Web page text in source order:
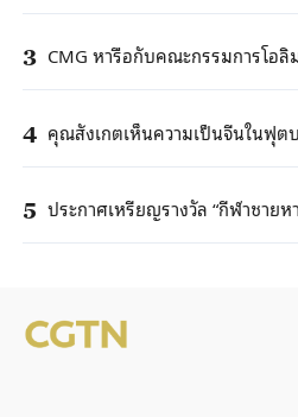
3 CMG หารือกับคณะกรรมการโอลิ
4 คุณสังเกตเห็นความเป็นจีนในฟุต
5 ประกาศเหรียญรางวัล “กีฬาชายห